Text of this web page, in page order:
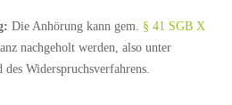
Die Anhörung kann gem. § 41 SGB X
nachgeholt werden, also unter
Widerspruchsverfahrens.